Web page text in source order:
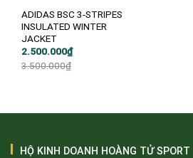
ADIDAS BSC 3-STRIPES
INSULATED WINTER
JACKET
3.500.000₫
Giá
là:
2.500.000₫
Giá
tại
HỘ KINH DOANH HOÀNG TỬ SPORT